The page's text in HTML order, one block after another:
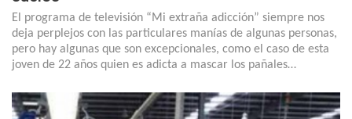
El programa de televisión “Mi extraña adicción” siempre nos
deja perplejos con las particulares manías de algunas personas,
pero hay algunas que son excepcionales, como el caso de esta
joven de 22 años quien es adicta a mascar los pañales…